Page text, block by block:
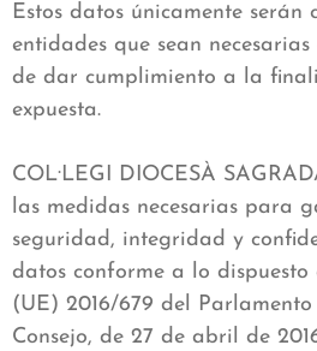
Estos datos únicamente serán
entidades que sean
de dar cumplimiento a la
expuesta.
COL·LEGI DIOCESÀ
las medidas necesarias para
seguridad, integridad y
datos conforme a lo dispuesto
(UE) 2016/679 del
Consejo, de 27 de abril de